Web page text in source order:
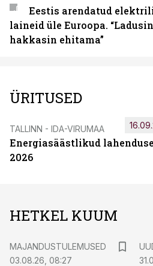
Eestis arendatud
laineid üle Euroopa.
hakkasin ehitama”
ÜRITUSED
TALLINN - IDA-VIRUMAA
Energiasäästlikud
2026
HETKEL KUUM
MAJANDUSTULEMUSED
03.08.26, 08:27